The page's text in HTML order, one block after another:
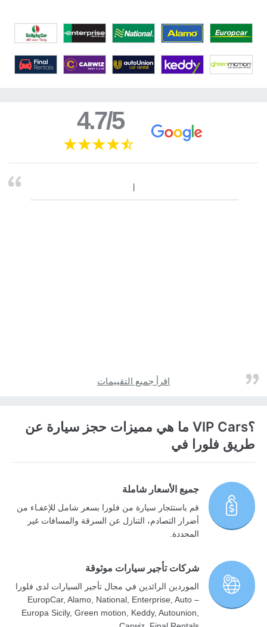
4.7/5
اقرأ جميع التقييمات
؟VIP Cars ما هي مميزات حجز سيارة عن
طريق فلورا في
جميع الأسعار شاملة
قم باستئجار سيارة من فلورا بسعر شامل للإعفـاء من
أضرار التصادم، التنازل عن السرقة والمسافات غير
المحددة.
شركات تأجير سيارات موثوقة
الموردين الرائدين في مجال تأجير السيارات لدى فلورا
– EuropCar, Alamo, National, Enterprise, Auto
Europa Sicily, Green motion, Keddy, Autounion,